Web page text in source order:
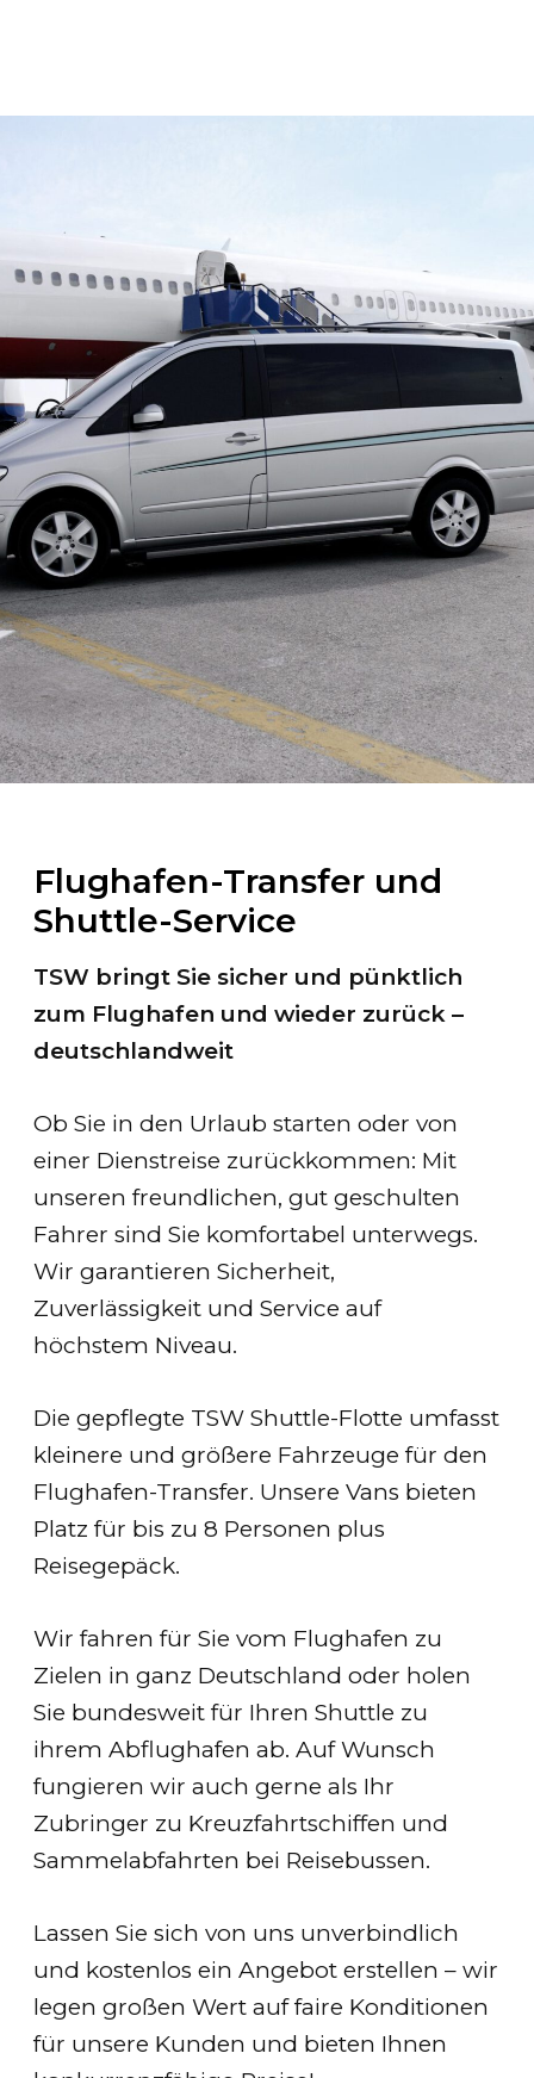
Flughafen-Transfer und
Shuttle-Service
TSW bringt Sie sicher und pünktlich
zum Flughafen und wieder zurück –
deutschlandweit
Ob Sie in den Urlaub starten oder von
einer Dienstreise zurückkommen: Mit
unseren freundlichen, gut geschulten
Fahrer sind Sie komfortabel unterwegs.
Wir garantieren Sicherheit,
Zuverlässigkeit und Service auf
höchstem Niveau.
Die gepflegte TSW Shuttle-Flotte umfasst
kleinere und größere Fahrzeuge für den
Flughafen-Transfer. Unsere Vans bieten
Platz für bis zu 8 Personen plus
Reisegepäck.
Wir fahren für Sie vom Flughafen zu
Zielen in ganz Deutschland oder holen
Sie bundesweit für Ihren Shuttle zu
ihrem Abflughafen ab. Auf Wunsch
fungieren wir auch gerne als Ihr
Zubringer zu Kreuzfahrtschiffen und
Sammelabfahrten bei Reisebussen.
Lassen Sie sich von uns unverbindlich
und kostenlos ein Angebot erstellen – wir
legen großen Wert auf faire Konditionen
für unsere Kunden und bieten Ihnen